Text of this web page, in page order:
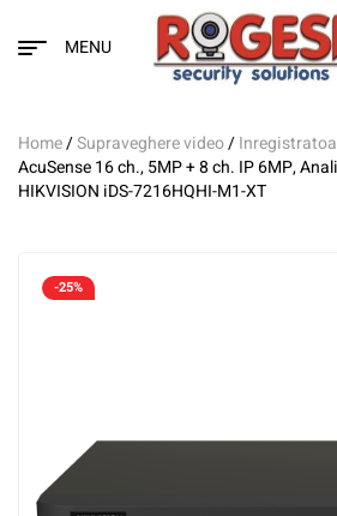
MENU
Home/Supraveghere video/
AcuSense 16 ch., 5MP + 8 ch. IP 6MP,
HIKVISION iDS-7216HQHI-M1-XT
-25%